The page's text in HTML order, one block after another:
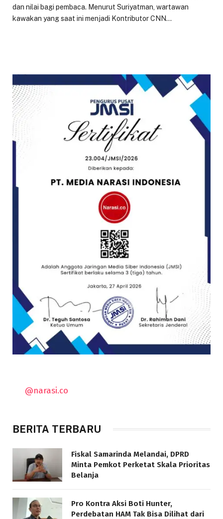
dan nilai bagi pembaca. Menurut Suriyatman, wartawan
kawakan yang saat ini menjadi Kontributor CNN…
@narasi.co
BERITA TERBARU
Fiskal Samarinda Melandai, DPRD
Minta Pemkot Perketat Skala Prioritas
Belanja
Pro Kontra Aksi Boti Hunter,
Perdebatan HAM Tak Bisa Dilihat dari